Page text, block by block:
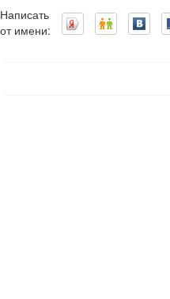
Написать
от имени: